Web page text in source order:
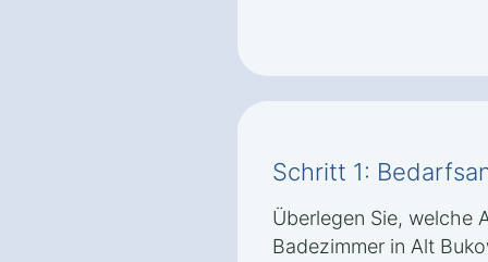
Schritt 1:
Überlegen Sie, welche
Badezimmer in Alt